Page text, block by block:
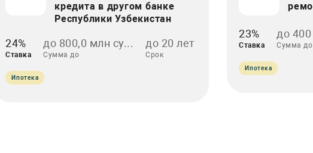
кредита в другом банке
Республики Узбекистан
24%
Ставка
до 800,0 млн су...
Сумма до
до 20 лет
Срок
Ипотека
23%
Ставка
до
Сумма до
Ипотека